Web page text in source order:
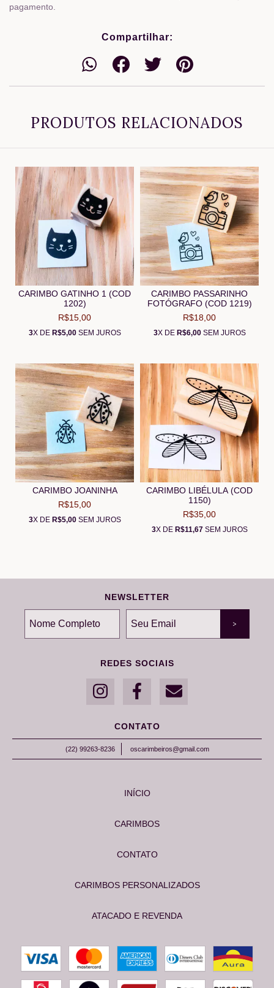
pagamento.
Compartilhar:
PRODUTOS RELACIONADOS
CARIMBO GATINHO 1 (COD
1202)
R$15,00
3X DE R$5,00SEM JUROS
CARIMBO PASSARINHO
FOTÓGRAFO (COD 1219)
R$18,00
3X DE R$6,00SEM JUROS
CARIMBO JOANINHA
R$15,00
3X DE R$5,00SEM JUROS
CARIMBO LIBÉLULA (COD
1150)
R$35,00
3X DE R$11,67SEM JUROS
NEWSLETTER
REDES SOCIAIS
CONTATO
(22) 99263-8236 oscarimbeiros@gmail.com
INÍCIO
CARIMBOS
CONTATO
CARIMBOS PERSONALIZADOS
ATACADO E REVENDA